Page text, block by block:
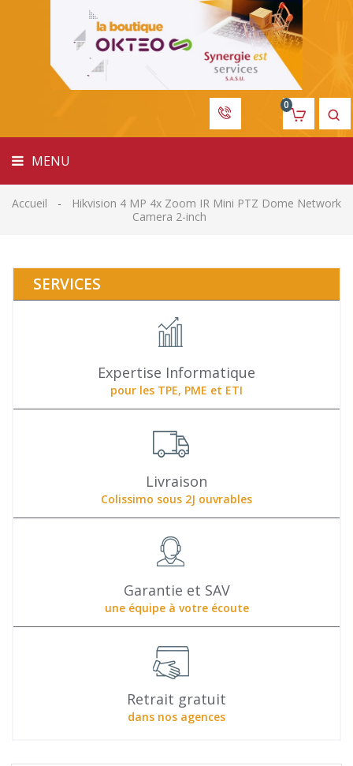
0
MENU
Accueil
Hikvision 4 MP 4x Zoom IR Mini PTZ Dome Network
Camera 2-inch
SERVICES
Expertise Informatique
pour les TPE, PME et ETI
Livraison
Colissimo sous 2J ouvrables
Garantie et SAV
une équipe à votre écoute
Retrait gratuit
dans nos agences